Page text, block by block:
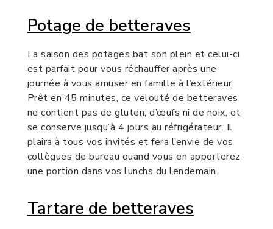
Potage de betteraves
La saison des potages bat son plein et celui-ci
est parfait pour vous réchauffer après une
journée à vous amuser en famille à l’extérieur.
Prêt en 45 minutes, ce velouté de betteraves
ne contient pas de gluten, d’œufs ni de noix, et
se conserve jusqu’à 4 jours au réfrigérateur. Il
plaira à tous vos invités et fera l’envie de vos
collègues de bureau quand vous en apporterez
une portion dans vos lunchs du lendemain.
Tartare de betteraves